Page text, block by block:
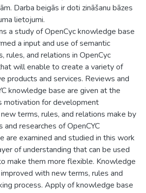
Darba beigās ir doti zināšanu bāzes
lietojumi.
a study of OpenCyc knowledge base
a input and use of semantic
rules, and relations in OpenCyc
will enable to create a variety of
products and services. Reviews and
knowledge base are given at the
motivation for development
terms, rules, and relations make by
and researches of OpenCYC
are examined and studied in this work
of understanding that can be used
make them more flexible. Knowledge
with new terms, rules and
process. Apply of knowledge base